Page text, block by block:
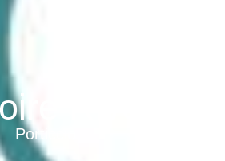
Rive Sud
Porticcio